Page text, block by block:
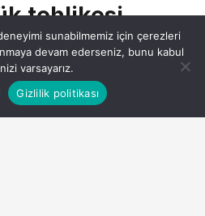
tehlikesi
yayınlandı
yaşamanızı sağlamak
Akış
sunabilmemiz için çerezleri
devam ederseniz, bunu kabul
varsayarız.
Gizlilik politikası